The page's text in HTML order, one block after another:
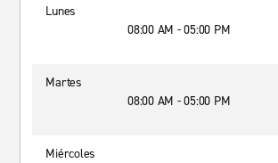
Lunes
08:00 AM - 05:00 PM
Martes
08:00 AM - 05:00 PM
Miércoles